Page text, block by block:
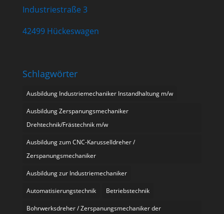
Industriestraße 3
42499 Hückeswagen
Schlagwörter
Ausbildung Industriemechaniker Instandhaltung m/w
Ausbildung Zerspanungsmechaniker
Drehtechnik/Frästechnik m/w
Ausbildung zum CNC-Karusselldreher /
Zerspanungsmechaniker
Ausbildung zur Industriemechaniker
Automatisierungstechnik Betriebstechnik
Bohrwerksdreher / Zerspanungsmechaniker der